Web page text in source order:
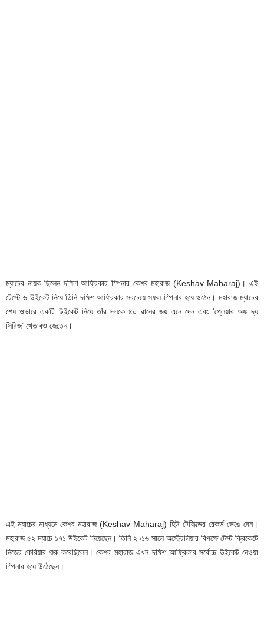
ম্যাচের নায়ক ছিলেন দক্ষিণ আফ্রিকার স্পিনার কেশব মহারাজ (Keshav Maharaj)। এই
টেস্টে ৬ উইকেট নিয়ে তিনি দক্ষিণ আফ্রিকার সবচেয়ে সফল স্পিনার হয়ে ওঠেন। মহারাজ ম্যাচের
শেষ ওভারে একটি উইকেট নিয়ে তাঁর দলকে ৪০ রানের জয় এনে দেন এবং ‘প্লেয়ার অফ দ্য
সিরিজ’ খেতাবও জেতেন।
এই ম্যাচের মাধ্যমে কেশব মহারাজ (Keshav Maharaj) হিউ টেফিল্ডের রেকর্ড ভেঙে দেন।
মহারাজ ৫২ ম্যাচে ১৭১ উইকেট নিয়েছেন। তিনি ২০১৬ সালে অস্ট্রেলিয়ার বিপক্ষে টেস্ট ক্রিকেটে
নিজের কেরিয়ার শুরু করেছিলেন। কেশব মহারাজ এখন দক্ষিণ আফ্রিকার সর্বোচ্চ উইকেট নেওয়া
স্পিনার হয়ে উঠেছেন।